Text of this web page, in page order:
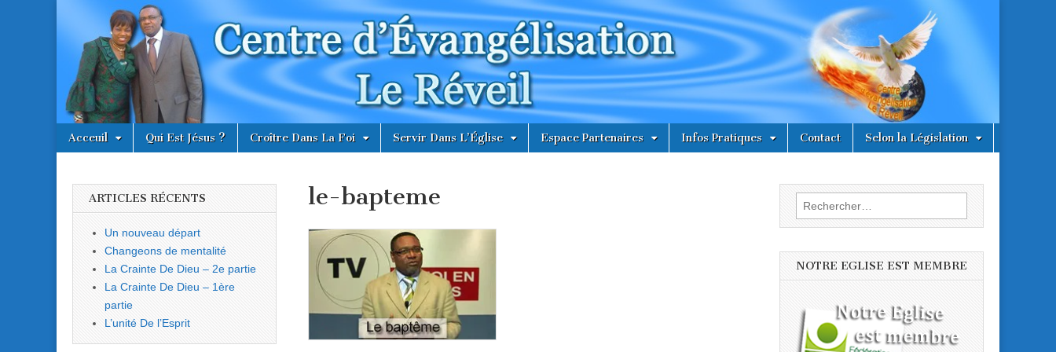
Centre
Évangélique
Le Réveil
Main
menu
Skip
Acceuil Qui Est Jésus ? Croître Dans La Foi Servir Dans L’Église Espace Partenaires Infos Pratiques Contact Selon la Législation
le-bapteme
ARTICLES RÉCENTS
Un nouveau départ
Changeons de mentalité
La Crainte De Dieu – 2e partie
La Crainte De Dieu – 1ère
partie
L’unité De l’Esprit
Rechercher :
NOTRE EGLISE EST MEMBRE